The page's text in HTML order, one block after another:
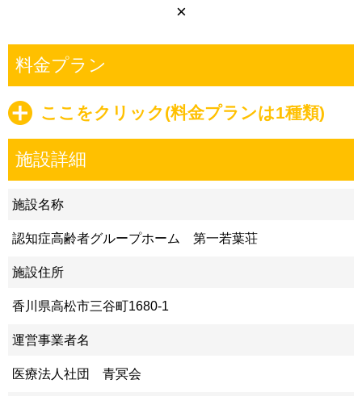
×
料金プラン
ここをクリック(料金プランは1種類)
施設詳細
施設名称
認知症高齢者グループホーム 第一若葉荘
施設住所
香川県高松市三谷町1680-1
運営事業者名
医療法人社団 青冥会